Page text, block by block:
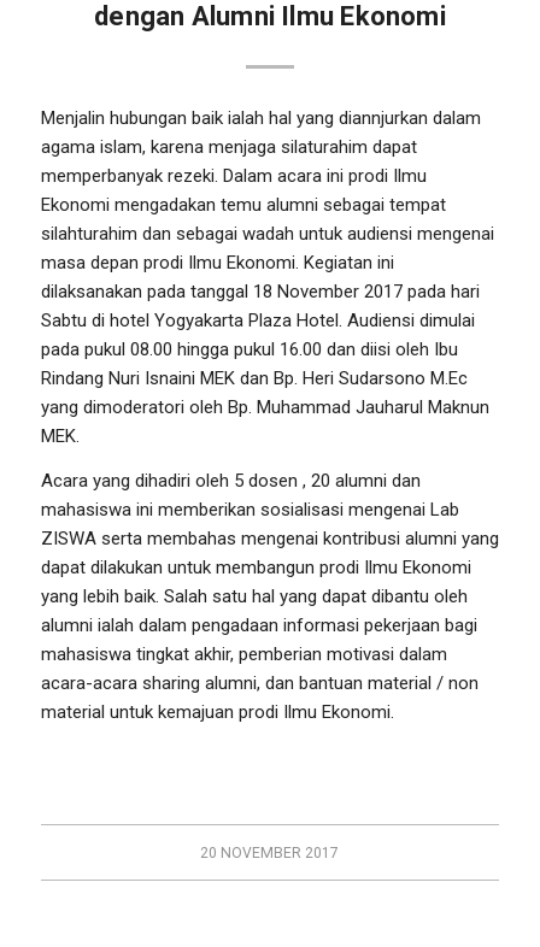
dengan Alumni Ilmu Ekonomi
Menjalin hubungan baik ialah hal yang diannjurkan dalam
agama islam, karena menjaga silaturahim dapat
memperbanyak rezeki. Dalam acara ini prodi Ilmu
Ekonomi mengadakan temu alumni sebagai tempat
silahturahim dan sebagai wadah untuk audiensi mengenai
masa depan prodi Ilmu Ekonomi. Kegiatan ini
dilaksanakan pada tanggal 18 November 2017 pada hari
Sabtu di hotel Yogyakarta Plaza Hotel. Audiensi dimulai
pada pukul 08.00 hingga pukul 16.00 dan diisi oleh Ibu
Rindang Nuri Isnaini MEK dan Bp. Heri Sudarsono M.Ec
yang dimoderatori oleh Bp. Muhammad Jauharul Maknun
MEK.
Acara yang dihadiri oleh 5 dosen , 20 alumni dan
mahasiswa ini memberikan sosialisasi mengenai Lab
ZISWA serta membahas mengenai kontribusi alumni yang
dapat dilakukan untuk membangun prodi Ilmu Ekonomi
yang lebih baik. Salah satu hal yang dapat dibantu oleh
alumni ialah dalam pengadaan informasi pekerjaan bagi
mahasiswa tingkat akhir, pemberian motivasi dalam
acara-acara sharing alumni, dan bantuan material / non
material untuk kemajuan prodi Ilmu Ekonomi.
20 NOVEMBER 2017